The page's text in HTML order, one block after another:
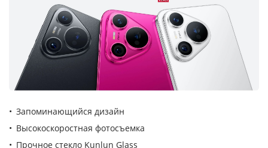
Запоминающийся дизайн
Высокоскоростная фотосъемка
Прочное стекло Kunlun Glass